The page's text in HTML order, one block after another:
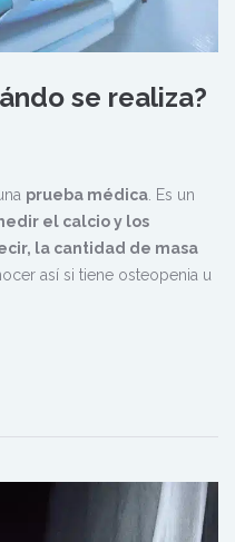
se realiza?
prueba médica . Es un
el calcio y los
la cantidad de masa
así si tiene osteopenia u